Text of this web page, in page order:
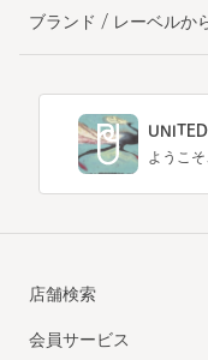
ブランド / レーベルか
ようこ
店舗検索
会員サービス